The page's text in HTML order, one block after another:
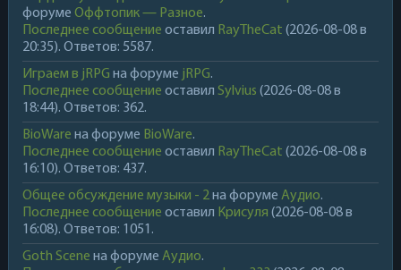
форуме Оффтопик — Разное.
Последнее сообщение оставил RayTheCat (2026-08-08 в
20:35). Ответов: 5587.
Играем в jRPG на форуме jRPG.
Последнее сообщение оставил Sylvius (2026-08-08 в
18:44). Ответов: 362.
BioWare на форуме BioWare.
Последнее сообщение оставил RayTheCat (2026-08-08 в
16:10). Ответов: 437.
Общее обсуждение музыки - 2на форуме Аудио.
Последнее сообщение оставил Крисуля (2026-08-08 в
16:08). Ответов: 1051.
Goth Scene на форуме Аудио.